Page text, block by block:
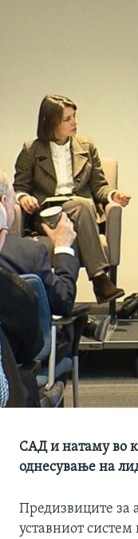
САД и натаму во
однесување на
Предизвиците за
уставниот